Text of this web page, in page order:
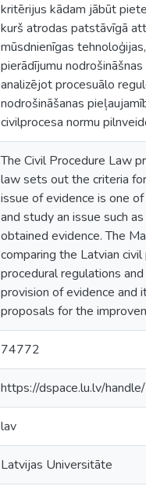
kritērijus kādam jābūt
kurš atrodas patstāvīgā
mūsdnienīgas
pierādījumu
analizējot procesuālo
nodrošināšanas
civilprocesa normu
The Civil Procedure Law
law sets out the criteria
issue of evidence is one
and study an issue such
obtained evidence. The
comparing the Latvian
procedural regulations
provision of evidence and
proposals for the
74772
https://dspace.lu.lv/
lav
Latvijas Universitāte